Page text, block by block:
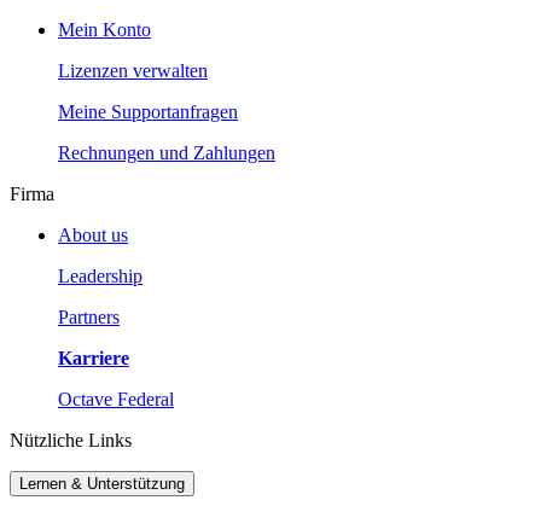
Mein Konto
Lizenzen verwalten
Meine Supportanfragen
Rechnungen und Zahlungen
Firma
About us
Leadership
Partners
Karriere
Octave Federal
Nützliche Links
Lernen & Unterstützung